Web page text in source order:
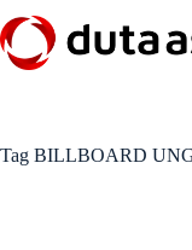
to
content
Tag BILLBOARD